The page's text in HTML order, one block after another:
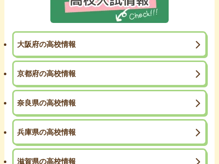
大阪府の高校情報
京都府の高校情報
奈良県の高校情報
兵庫県の高校情報
滋賀県の高校情報